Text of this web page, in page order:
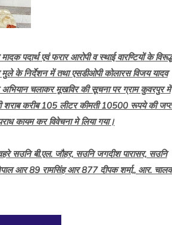
पदार्थ एवं फरार आरोपी व स्थाई वारण्टियों के
के निर्देशन में तथा एसडीओपी कोलारस विजय यादव
चलाकर मूखविर की सूचना पर ग्राम कुवरपुर में
शराब करीब 105 लीटर कीमती 10500 रूपये की जप्त
कायम कर विवेचना मे लिया गया।
सउनि बी.एल. जौहर, सउनि जगदीश पारासर, सउनि
आर 89 रामसिंह आर 877 दीपक शर्मा,, आर.